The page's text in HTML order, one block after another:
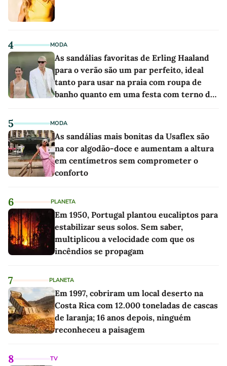
4 MODA
As sandálias favoritas de Erling Haaland
para o verão são um par perfeito, ideal
tanto para usar na praia com roupa de
banho quanto em uma festa com terno de
5 MODA
As sandálias mais bonitas da Usaflex são
na cor algodão-doce e aumentam a altura
em centímetros sem comprometer o
conforto
6 PLANETA
Em 1950, Portugal plantou eucaliptos para
estabilizar seus solos. Sem saber,
multiplicou a velocidade com que os
incêndios se propagam
7 PLANETA
Em 1997, cobriram um local deserto na
Costa Rica com 12.000 toneladas de cascas
de laranja; 16 anos depois, ninguém
reconheceu a paisagem
8 TV